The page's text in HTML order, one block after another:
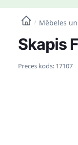
/ Mēbeles
Skapis
Preces kods: 17107